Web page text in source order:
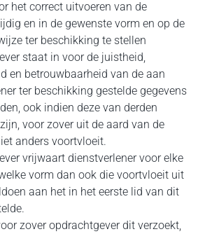
het correct uitvoeren van de
en in de gewenste vorm en op de
ter beschikking te stellen
staat in voor de juistheid,
en betrouwbaarheid van de aan
ter beschikking gestelde gegevens
ook indien deze van derden
voor zover uit de aard van de
anders voortvloeit.
vrijwaart dienstverlener voor elke
vorm dan ook die voortvloeit uit
aan het in het eerste lid van dit
zover opdrachtgever dit verzoekt,